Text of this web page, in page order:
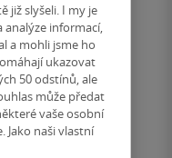
historie i blízké
již slyšeli. I my je
informací,
a mohli jsme ho
ukazovat
50 odstínů, ale
může předat
vaše osobní
Jako naši vlastní